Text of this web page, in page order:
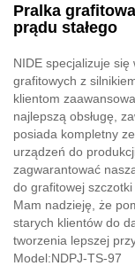
Pralka
prądu stałego
NIDE specjalizuje
grafitowych z
klientom
najlepszą obsługę,
posiada kompletny
urządzeń do
zagwarantować
do grafitowej szczotki
Mam nadzieję, że
starych klientów do
tworzenia lepszej
Model:NDPJ-TS-97